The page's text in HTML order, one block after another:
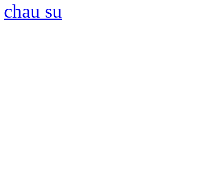
chau su